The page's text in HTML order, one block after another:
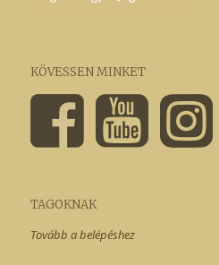
KÖVESSEN MINKET
TAGOKNAK
Tovább a belépéshez